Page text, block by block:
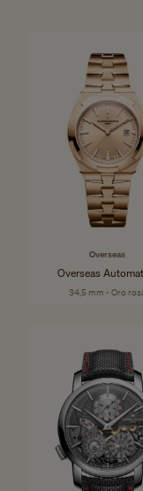
Overseas
Overseas
34,5 mm - Oro